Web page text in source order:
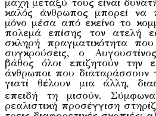
μάχη μεταξύ τους είναι
καλός άνθρωπος μπορεί να
μόνο μέσα από εκείνο το
πολεμά επίσης τον ατελή
σκληρή πραγματικότητα
συγκρούσεις, ο
βάθος όλοι επιζητούν την
άνθρωποι που διαταράσσουν
γιατί θέλουν μια άλλη,
επειδή τη μισούν.
ρεαλιστική προσέγγιση